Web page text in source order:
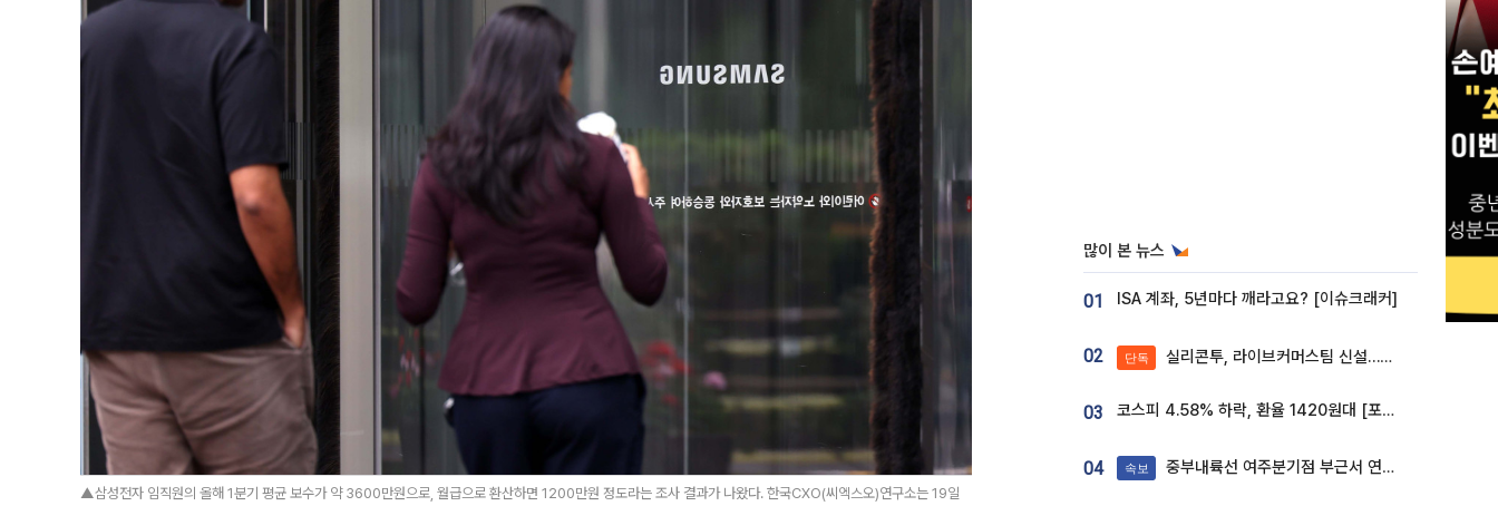
▲삼성전자 임직원의 올해 1분기 평균 보수가 약 3600만원으로, 월급으로 환산하면 1200만원 정도라는 조사 결과가 나왔다. 한국CXO(씨엑스오)연구소는 19일
많이 본 뉴스
01 ISA 계좌, 5년마다 깨라고요? [이슈크래커]
02 단독 실리콘투, 라이브커머스팀 신설…K뷰티 ‘글로벌 판매망’ 확대[K뷰티 라방戰]
03 코스피 4.58% 하락, 환율 1420원대 [포토]
04 속보 중부내륙선 여주분기점 부근서 연이은 추돌사고 발생